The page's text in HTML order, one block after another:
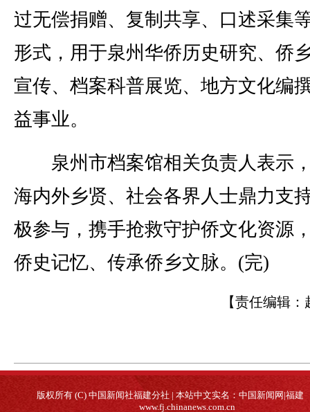
过无偿捐赠、复制共享、口述采集
形式，用于泉州华侨历史研究、侨
宣传、档案科普展览、地方文化编
益事业。
泉州市档案馆相关负责人表示
海内外乡贤、社会各界人士鼎力支
极参与，携手抢救守护侨文化资源
侨史记忆、传承侨乡文脉。(完)
【责任编辑：
版权所有 (C) 中国新闻社福建分社 | 本站中文实名：中国新闻网|福建
www.fj.chinanews.com.cn